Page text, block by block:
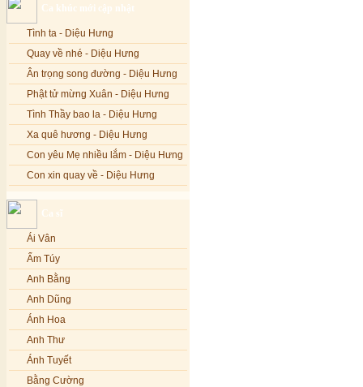
Ca khúc mới cập nhật
Tình ta - Diệu Hưng
Quay về nhé - Diệu Hưng
Ân trọng song đường - Diệu Hưng
Phật tử mừng Xuân - Diệu Hưng
Tình Thầy bao la - Diệu Hưng
Xa quê hương - Diệu Hưng
Con yêu Mẹ nhiều lắm - Diệu Hưng
Con xin quay về - Diệu Hưng
Nếu xa Phật - Diệu Hưng
Tình Lam - Kim Khánh & Hoàng
Vĩnh
Xin cho con niềm tin - Kim Linh
Quán Âm Mẹ hiền - Kim Linh
Nhạc niệm Nam Mô A Di Đà Phật -
Kim Linh
Mẹ Từ Bi - Kim Linh
12 Lời nguyện của Bồ tát Quán Thế
Âm - Kim Linh
Ca sĩ
Ái Vân
Ẩm Túy
Anh Bằng
Anh Dũng
Ánh Hoa
Anh Thư
Ánh Tuyết
Bằng Cường